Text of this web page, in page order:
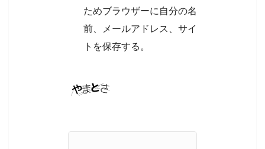
ためブラウザーに自分の名
前、メールアドレス、サイ
トを保存する。